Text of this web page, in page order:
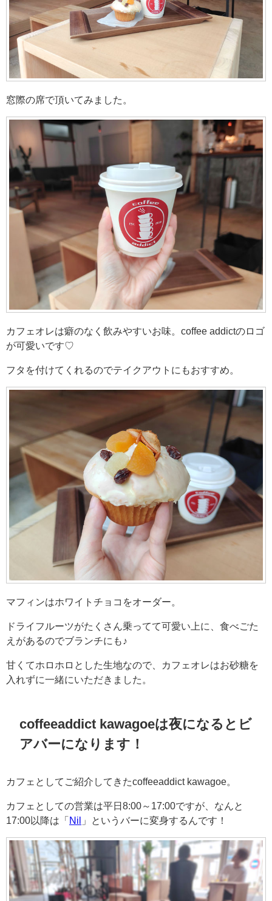
窓際の席で頂いてみました。
カフェオレは癖のなく飲みやすいお味。coffee addictのロゴ
が可愛いです♡
フタを付けてくれるのでテイクアウトにもおすすめ。
マフィンはホワイトチョコをオーダー。
ドライフルーツがたくさん乗ってて可愛い上に、食べごた
えがあるのでブランチにも♪
甘くてホロホロとした生地なので、カフェオレはお砂糖を
入れずに一緒にいただきました。
coffeeaddict kawagoeは夜になるとビ
アバーになります！
カフェとしてご紹介してきたcoffeeaddict kawagoe。
カフェとしての営業は平日8:00～17:00ですが、なんと
17:00以降は「 Nil 」というバーに変身するんです！